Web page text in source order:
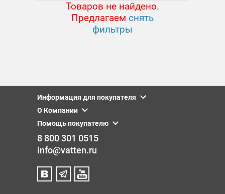
Товаров не найдено.
Предлагаем снять
фильтры
Информация для покупателя
О Компании
Помощь покупателю
8 800 301 0515
info@vatten.ru